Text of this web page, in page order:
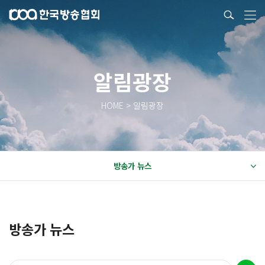
알림광장
HOME > 알림광장
방송가 뉴스
방송가 뉴스